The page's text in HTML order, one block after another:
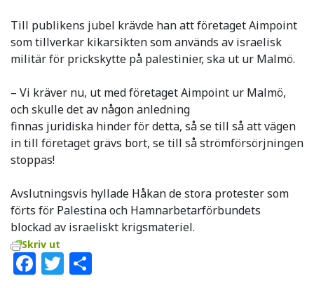
Till publikens jubel krävde han att företaget Aimpoint
som tillverkar kikarsikten som används av israelisk
militär för prickskytte på palestinier, ska ut ur Malmö.
– Vi kräver nu, ut med företaget Aimpoint ur Malmö,
och skulle det av någon anledning
finnas juridiska hinder för detta, så se till så att vägen
in till företaget grävs bort, se till så strömförsörjningen
stoppas!
Avslutningsvis hyllade Håkan de stora protester som
förts för Palestina och Hamnarbetarförbundets
blockad av israeliskt krigsmateriel.
Skriv ut
Facebook
Twitter